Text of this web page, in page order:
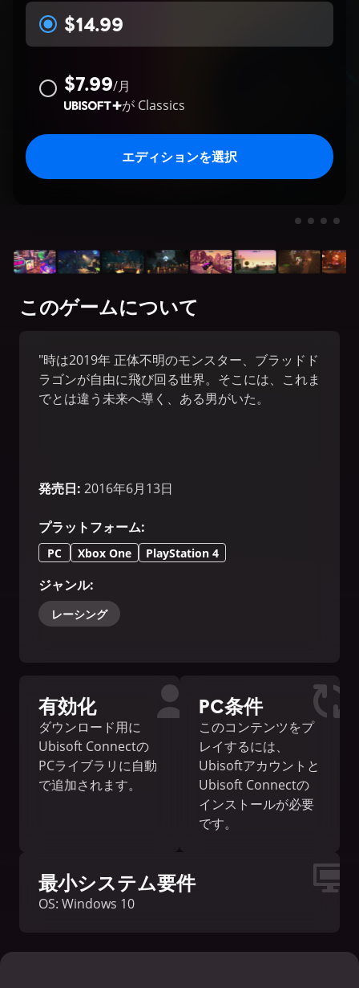
$14.99
$7.99/月
が Classics
エディションを選択
このゲームについて
"時は2019年 正体不明のモンスター、ブラッドド
ラゴンが自由に飛び回る世界。そこには、これま
でとは違う未来へ導く、ある男がいた。
発売日: 2016年6月13日
プラットフォーム:
PC Xbox One PlayStation 4
ジャンル:
レーシング
有効化
ダウンロード用に
Ubisoft Connectの
PCライブラリに自動
で追加されます。
PC条件
このコンテンツをプ
レイするには、
Ubisoftアカウントと
Ubisoft Connectの
インストールが必要
です。
最小システム要件
OS: Windows 10